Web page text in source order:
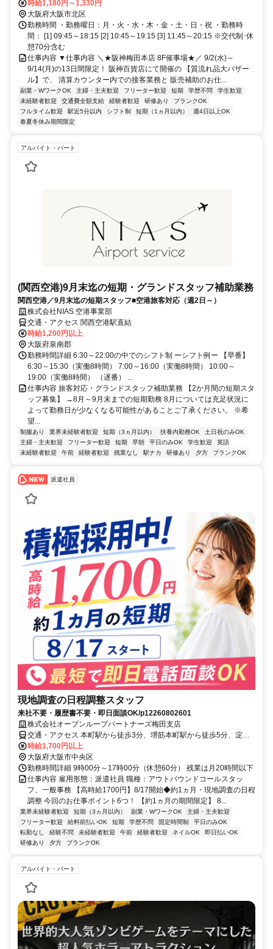
阪環状線 大阪御堂筋南口徒歩約4分、ＪＲ東海道本線 大阪御堂筋南口
徒歩約4分
時給1,180円～1,330円
大阪府大阪市北区
勤務時間 ・勤務曜日：月・火・水・木・金・土・日・祝 ・勤務時
間： [1] 09:45～18:15 [2] 10:45～19:15 [3] 11:45～20:15 ※交代制･休
憩70分含む
仕事内容 ▼仕事内容 ＼★阪神梅田本店 8F催事場★／ 9/2(水)～
9/14(月)の13日間限定！ 阪神百貨店にて開催の 【質流れ品大バザー
ル】で、 清算カウンター内での接客業務と 販売補助のお仕...
副業・WワークOK 主婦・主夫歓迎 フリーター歓迎 短期 学歴不問
学生歓迎
未経験者歓迎
交通費全額支給 経験者歓迎 研修あり
ブランクOK
フルタイム歓迎
駅近5分以内 シフト制 短期（1ヵ月以内）
週4日以上OK
春夏冬休み期間限定
アルバイト・パート
(関西空港)9月末迄の短期・グランドスタッフ補助業務
関西空港／9月末迄の短期スタッフ■空港旅客対応（週2日～）
株式会社NIAS 空港事業部
交通・アクセス 関西空港駅直結
時給1,200円以上
大阪府泉南郡
勤務時間詳細 6:30～22:00の中でのシフト制 ーシフト例ー 【早番】
6:30～15:30（実働8時間） 7:00～16:00（実働8時間） 10:00～
19:00（実働8時間） （遅番） ...
仕事内容 旅客対応・グランドスタッフ補助業務 【2か月間の短期スタ
ッフ募集】 →8月～9月末までの短期勤務 8月については充足状況に
よって勤務日が少なくなる可能性があることご了承ください。 ※希
望...
制服あり 業界未経験者歓迎 短期（3ヵ月以内） 扶養内勤務OK
土日祝のみOK
主婦・主夫歓迎
フリーター歓迎 短期 早朝 平日のみOK 学生歓迎
英語
未経験者歓迎
午前 経験者歓迎 残業なし 駅ナカ 研修あり 夕方 ブランクOK
派遣社員
現地調査の日程調整スタッフ
来社不要・履歴書不要・即日面談OK/p12260802601
株式会社オープンループパートナーズ梅田支店
交通・アクセス 本町駅から徒歩3分、堺筋本町駅から徒歩5分、淀屋
橋駅から徒歩7分
時給1,700円以上
大阪府大阪市中央区
勤務時間詳細 9時00分～17時00分（休憩60分） 残業は月20時間以下
仕事内容 雇用形態：派遣社員 職種：アウトバウンドコールスタッ
フ、一般事務 【高時給1700円】8/17開始◆約1ヵ月・現地調査の日程
調整 今回のお仕事ポイント6つ！ 【約1ヵ月の期間限定】 8...
業界未経験者歓迎 短期（3ヵ月以内） 副業・WワークOK
主婦・主夫歓迎
フリーター歓迎
給料前払いOK 短期 学歴不問 固定時間制
平日のみOK
転勤なし
経験不問 未経験者歓迎 午前 経験者歓迎 ネイルOK
即日払いOK
研修あり
夕方 ブランクOK
アルバイト・パート